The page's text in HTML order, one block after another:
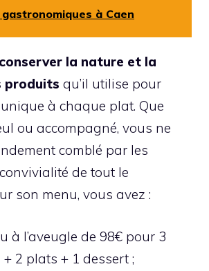
à Caen
conserver la nature et la
produits qu’il utilise pour
à chaque plat. Que
ou accompagné, vous ne
comblé par les
de tout le
son menu, vous avez :
à l’aveugle de 98€ pour 3
+ 2 plats + 1 dessert ;